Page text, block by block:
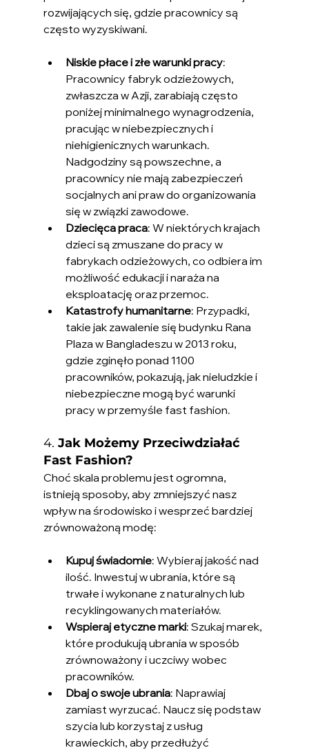
rozwijających się, gdzie pracownicy są
często wyzyskiwani.
Niskie płace i złe warunki pracy:
Pracownicy fabryk odzieżowych,
zwłaszcza w Azji, zarabiają często
poniżej minimalnego wynagrodzenia,
pracując w niebezpiecznych i
niehigienicznych warunkach.
Nadgodziny są powszechne, a
pracownicy nie mają zabezpieczeń
socjalnych ani praw do organizowania
się w związki zawodowe.
Dziecięca praca: W niektórych krajach
dzieci są zmuszane do pracy w
fabrykach odzieżowych, co odbiera im
możliwość edukacji i naraża na
eksploatację oraz przemoc.
Katastrofy humanitarne: Przypadki,
takie jak zawalenie się budynku Rana
Plaza w Bangladeszu w 2013 roku,
gdzie zginęło ponad 1100
pracowników, pokazują, jak nieludzkie i
niebezpieczne mogą być warunki
pracy w przemyśle fast fashion.
4. Jak Możemy Przeciwdziałać
Fast Fashion?
Choć skala problemu jest ogromna,
istnieją sposoby, aby zmniejszyć nasz
wpływ na środowisko i wesprzeć bardziej
zrównoważoną modę:
Kupuj świadomie: Wybieraj jakość nad
ilość. Inwestuj w ubrania, które są
trwałe i wykonane z naturalnych lub
recyklingowanych materiałów.
Wspieraj etyczne marki: Szukaj marek,
które produkują ubrania w sposób
zrównoważony i uczciwy wobec
pracowników.
Dbaj o swoje ubrania: Naprawiaj
zamiast wyrzucać. Naucz się podstaw
szycia lub korzystaj z usług
krawieckich, aby przedłużyć